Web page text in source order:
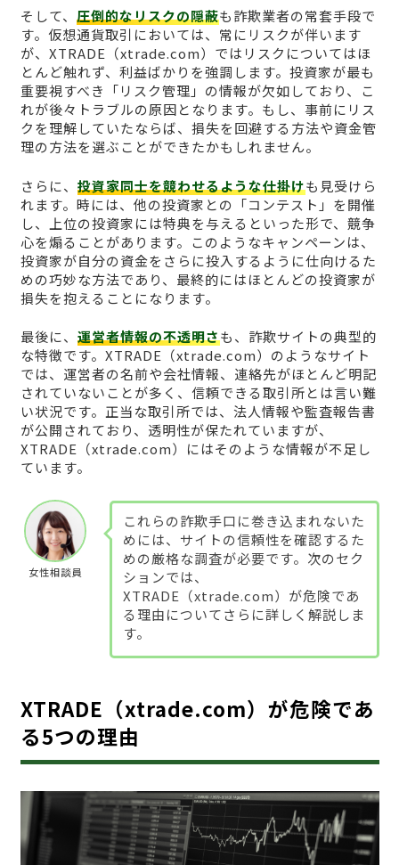
そして、 圧倒的なリスクの隠蔽も詐欺業者の常套手段で
す。仮想通貨取引においては、常にリスクが伴います
が、XTRADE（xtrade.com）ではリスクについてはほ
とんど触れず、利益ばかりを強調します。投資家が最も
重要視すべき「リスク管理」の情報が欠如しており、こ
れが後々トラブルの原因となります。もし、事前にリス
クを理解していたならば、損失を回避する方法や資金管
理の方法を選ぶことができたかもしれません。
さらに、 投資家同士を競わせるような仕掛けも見受けら
れます。時には、他の投資家との「コンテスト」を開催
し、上位の投資家には特典を与えるといった形で、競争
心を煽ることがあります。このようなキャンペーンは、
投資家が自分の資金をさらに投入するように仕向けるた
めの巧妙な方法であり、最終的にはほとんどの投資家が
損失を抱えることになります。
最後に、 運営者情報の不透明さも、詐欺サイトの典型的
な特徴です。XTRADE（xtrade.com）のようなサイト
では、運営者の名前や会社情報、連絡先がほとんど明記
されていないことが多く、信頼できる取引所とは言い難
い状況です。正当な取引所では、法人情報や監査報告書
が公開されており、透明性が保たれていますが、
XTRADE（xtrade.com）にはそのような情報が不足し
ています。
女性相談員
これらの詐欺手口に巻き込まれないた
めには、サイトの信頼性を確認するた
めの厳格な調査が必要です。次のセク
ションでは、
XTRADE（xtrade.com）が危険であ
る理由についてさらに詳しく解説しま
す。
XTRADE（xtrade.com）が危険であ
る5つの理由